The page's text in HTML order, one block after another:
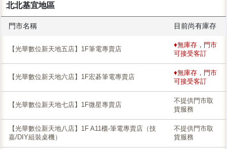
北北基宜地區
門市名稱 目前尚有庫存
【光華數位新天地五店】1F筆電專賣店
♦無庫存，門市
可接受客訂
【光華數位新天地六店】1F宏碁筆電專賣店
♦無庫存，門市
可接受客訂
【光華數位新天地七店】1F微星專賣店
不提供門市取
貨服務
【光華數位新天地八店】1F A11櫃-筆電專賣店（技
嘉/DIY組裝桌機）
不提供門市取
貨服務